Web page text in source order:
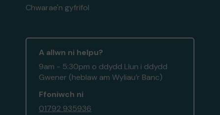
Chwarae'n gyfrifol
A allwn ni helpu?
9am - 5:30pm o ddydd Llun i ddydd
Gwener (heblaw am Wyliau’r Banc)
Ffoniwch ni
01792 935936